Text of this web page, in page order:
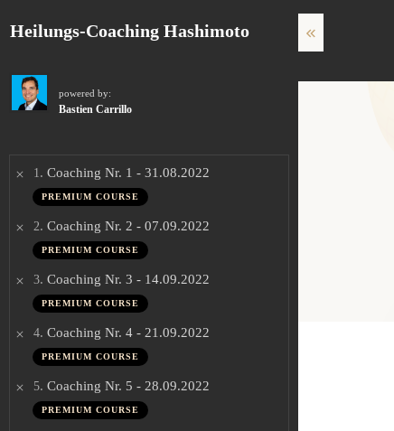
Heilungs-Coaching Hashimoto
powered by:
Bastien Carrillo
1. Coaching Nr. 1 - 31.08.2022
PREMIUM COURSE
2. Coaching Nr. 2 - 07.09.2022
PREMIUM COURSE
3. Coaching Nr. 3 - 14.09.2022
PREMIUM COURSE
4. Coaching Nr. 4 - 21.09.2022
PREMIUM COURSE
5. Coaching Nr. 5 - 28.09.2022
PREMIUM COURSE